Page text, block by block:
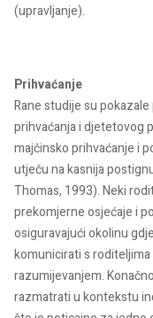
(upravljanje).
Prihvaćanje
Rane studije su
prihvaćanja i djetetovog
majčinsko prihvaćanje i
utječu na kasnija
Thomas, 1993). Neki
prekomjerne osjećaje i
osiguravajući okolinu
komunicirati s
razumijevanjem.
razmatrati u kontekstu